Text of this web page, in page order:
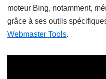
moteur Bing, notamment,
grâce à ses outils
Webmaster Tools.